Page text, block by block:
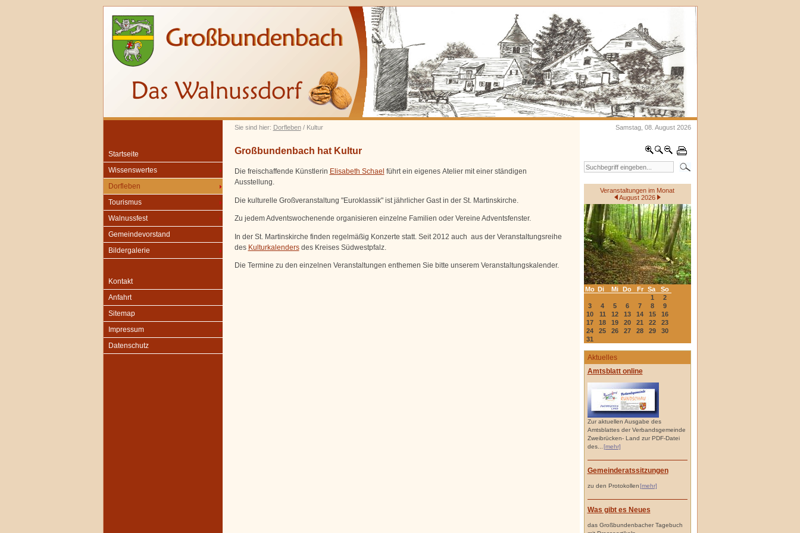
Sie sind hier: Dorfleben/ Kultur Samstag, 08. August 2026
Startseite
Wissenswertes
Dorfleben
Tourismus
Walnussfest
Gemeindevorstand
Bildergalerie
Kontakt
Anfahrt
Sitemap
Impressum
Datenschutz
Veranstaltungen im Monat
August 2026
Mo Di Mi Do Fr Sa
So
1
2
3
4 5 6 7 8
9
10
11 12 13 14 15
16
17
18 19 20 21 22
23
24
25 26 27 28 29
30
31
Aktuelles
Amtsblatt online
Zur aktuellen Ausgabe des
Amtsblattes der Verbandsgemeinde
Zweibrücken- Land zur PDF-Datei
des...
[mehr]
Gemeinderatssitzungen
zu den Protokollen[mehr]
Was gibt es Neues
das Großbundenbacher Tagebuch
Großbundenbach hat Kultur
Die freischaffende Künstlerin Elisabeth Schael führt ein eigenes Atelier mit einer ständigen
Ausstellung.
Die kulturelle Großveranstaltung "Euroklassik" ist jährlicher Gast in der St. Martinskirche.
Zu jedem Adventswochenende organisieren einzelne Familien oder Vereine Adventsfenster.
In der St. Martinskirche finden regelmäßig Konzerte statt. Seit 2012 auch aus der Veranstaltungsreihe
des Kulturkalendersdes Kreises Südwestpfalz.
Die Termine zu den einzelnen Veranstaltungen enthemen Sie bitte unserem Veranstaltungskalender.